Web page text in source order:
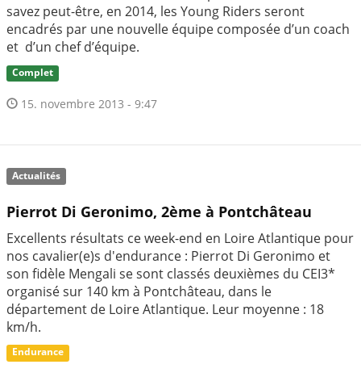
savez peut-être, en 2014, les Young Riders seront
encadrés par une nouvelle équipe composée d’un coach
et d’un chef d’équipe.
Complet
15. novembre 2013 - 9:47
Actualités
Pierrot Di Geronimo, 2ème à Pontchâteau
Excellents résultats ce week-end en Loire Atlantique pour
nos cavalier(e)s d'endurance : Pierrot Di Geronimo et
son fidèle Mengali se sont classés deuxièmes du CEI3*
organisé sur 140 km à Pontchâteau, dans le
département de Loire Atlantique. Leur moyenne : 18
km/h.
Endurance